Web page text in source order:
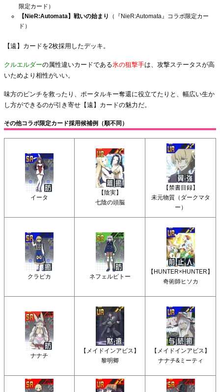
限定カード）
【NieR:Automata】戦いの始まり
（『NieR:Automata』コラボ限定カー
ド）
【遠】カードを2枚採用したデッキ。
クルエルダーの属性違いカードである氷の狙撃手は、攻撃ステータスが高
いためより相性がいい。
味方のピンチを救ったり、ポータルキー奪還に役立てたりと、幅広い生か
し方ができるのが引き寄せ【遠】カードの魅力だ。
その他コラボ限定カード採用候補例（順不同）
イータ
【陰実】
七陰の頭脳
【禁書目録】
未元物質（ダークマタ
ー）
クラピカ ネフェルピトー
【HUNTER×HUNTER】
奇術師ヒソカ
ナナチ
【メイドインアビス】
黎明卿
【メイドインアビス】
ナナチ&ミーティ